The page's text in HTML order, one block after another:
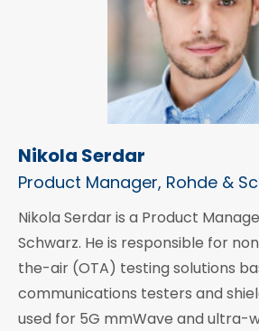
Nikola Serdar
Product Manager, Rohde &
Nikola Serdar is a Product
Schwarz. He is responsible for
the-air (OTA) testing solutions
communications testers and
used for 5G mmWave and ultra-